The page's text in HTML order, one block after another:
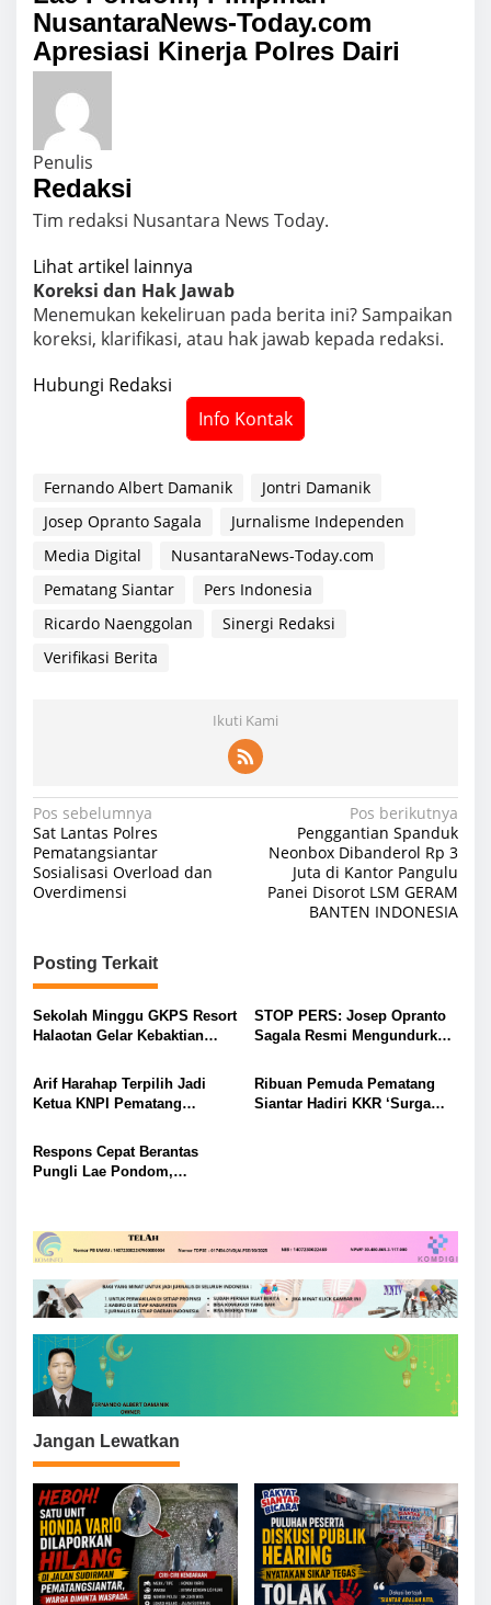
NusantaraNews-Today.com
Apresiasi Kinerja Polres Dairi
Penulis
Redaksi
Tim redaksi Nusantara News Today.
Lihat artikel lainnya
Koreksi dan Hak Jawab
Menemukan kekeliruan pada berita ini? Sampaikan
koreksi, klarifikasi, atau hak jawab kepada redaksi.
Hubungi Redaksi
Info Kontak
Fernando Albert Damanik
Jontri Damanik
Josep Opranto Sagala
Jurnalisme Independen
Media Digital
NusantaraNews-Today.com
Pematang Siantar
Pers Indonesia
Ricardo Naenggolan
Sinergi Redaksi
Verifikasi Berita
Ikuti Kami
N
a
v
a
s
i
o
Pos sebelumnya
Sat Lantas Polres
Pematangsiantar
Sosialisasi Overload dan
Overdimensi
Pos berikutnya
Penggantian Spanduk
Neonbox Dibanderol Rp 3
Juta di Kantor Pangulu
Panei Disorot LSM GERAM
BANTEN INDONESIA
Posting Terkait
Sekolah Minggu GKPS Resort
Halaotan Gelar Kebaktian
Sirungkungan, Pererat Iman
dan Kebersamaan Anak-anak
STOP PERS: Josep Opranto
Sagala Resmi Mengundurkan
Today
Arif Harahap Terpilih Jadi
Ketua KNPI Pematang
Gandeng Tangan Demi
Kemajuan
Ribuan Pemuda Pematang
Siantar Hadiri KKR ‘Surga
Respons Cepat Berantas
Pungli Lae Pondom,
Polres Dairi
Jangan Lewatkan